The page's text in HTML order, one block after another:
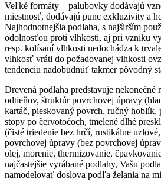
Veľké formáty – palubovky dodávajú
miestnosť, dodávajú punc exkluzivity a
Najhodnotnejšia podlaha, s najširším
odolnosťou proti vlhkosti, aj pri vzniku
resp. kolísaní vlhkosti nedochádza k
vlhkosť vráti do požadovanej vlhkosti
tendenciu nadobudnúť takmer pôvodný
Drevená podlaha predstavuje nekonečné
odtieňov, štruktúr povrchovej úpravy
kartáč, pieskovaný povrch, ručný hoblík,
stopy po červotočoch, tmelené dlhé
(čisté triedenie bez hrčí, rustikálne
povrchovej úpravy (bez povrchovej
olej, morenie, thermizovanie,
najčastejšie vyrábané podlahy, Vašu
namodelovať doslova podľa želania na